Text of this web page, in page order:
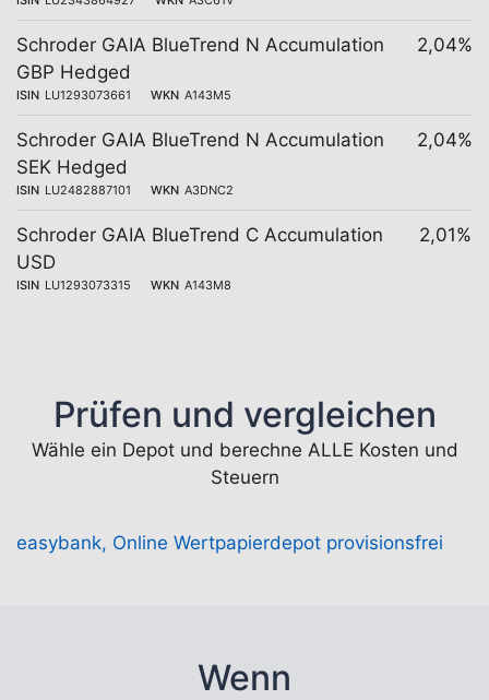
Schroder GAIA BlueTrend N Accumulation
GBP Hedged
ISIN LU1293073661 WKN A143M5
2,04%
Schroder GAIA BlueTrend N Accumulation
SEK Hedged
ISIN LU2482887101 WKN A3DNC2
2,04%
Schroder GAIA BlueTrend C Accumulation
USD
ISIN LU1293073315 WKN A143M8
2,01%
Prüfen und vergleichen
Wähle ein Depot und berechne ALLE Kosten und
Steuern
easybank, Online Wertpapierdepot provisionsfrei
Wenn